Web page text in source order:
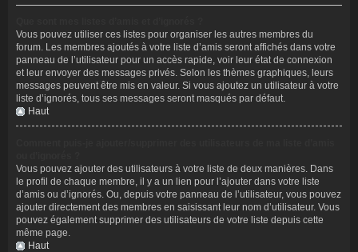
Vous pouvez utiliser ces listes pour organiser les autres membres du
forum. Les membres ajoutés à votre liste d’amis seront affichés dans votre
panneau de l’utilisateur pour un accès rapide, voir leur état de connexion
et leur envoyer des messages privés. Selon les thèmes graphiques, leurs
messages peuvent être mis en valeur. Si vous ajoutez un utilisateur à votre
liste d’ignorés, tous ses messages seront masqués par défaut.
Haut
Vous pouvez ajouter des utilisateurs à votre liste de deux manières. Dans
le profil de chaque membre, il y a un lien pour l’ajouter dans votre liste
d’amis ou d’ignorés. Ou, depuis votre panneau de l’utilisateur, vous pouvez
ajouter directement des membres en saisissant leur nom d’utilisateur. Vous
pouvez également supprimer des utilisateurs de votre liste depuis cette
même page.
Haut